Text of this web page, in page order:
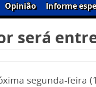
Opinião
Informe
será
segunda-feira